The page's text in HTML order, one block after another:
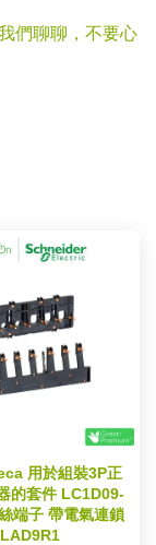
們聊聊，不要心
用於組裝3P正
的套件 LC1D09-
端子 帶電氣連鎖
LAD9R1